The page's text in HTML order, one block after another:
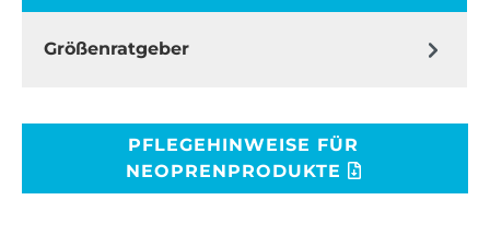
Größenratgeber
PFLEGEHINWEISE FÜR
NEOPRENPRODUKTE